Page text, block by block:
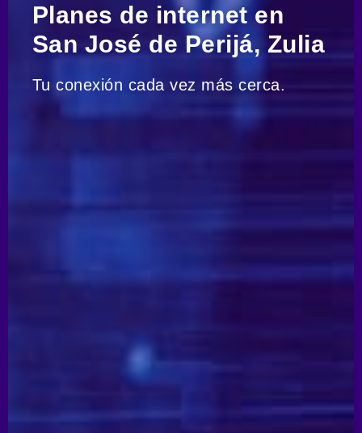
Planes de internet en
San José de Perijá, Zulia
Tu conexión cada vez más cerca.